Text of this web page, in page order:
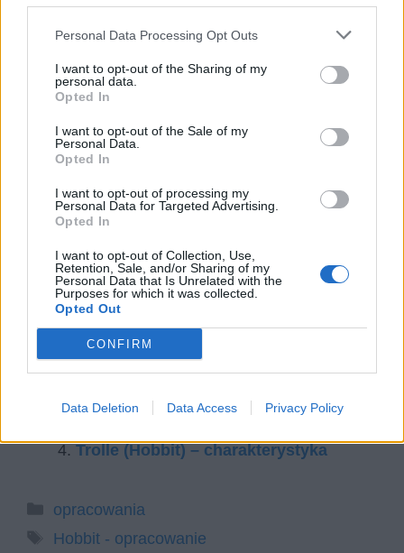
Personal Data Processing Opt Outs
I want to opt-out of the Sharing of my
personal data.
Opted In
I want to opt-out of the Sale of my
Personal Data.
Opted In
I want to opt-out of processing my
Personal Data for Targeted Advertising.
Opted In
I want to opt-out of Collection, Use,
Retention, Sale, and/or Sharing of my
Personal Data that Is Unrelated with the
Purposes for which it was collected.
Opted Out
CONFIRM
Data Deletion Data Access Privacy Policy
Zważywszy na powyższe zdecydowałem, że
Bilbo Baggins stanie się czternastym członkiem
drużyny, która postara się pokonać okrutnego
smoka Smauga
Czytaj także:
Bilbo Baggins – charakterystyka
Krasnoludy (Hobbit) – charakterystyka
Napisz opowiadanie o spotkaniu
jednego z bohaterów lektury
obowiązkowej z bohaterem innego
utworu literackiego. Spotkanie to
będzie początkiem wspólnej przygody
Trolle (Hobbit) – charakterystyka
Kategorie
opracowania
Tagi
Hobbit - opracowanie